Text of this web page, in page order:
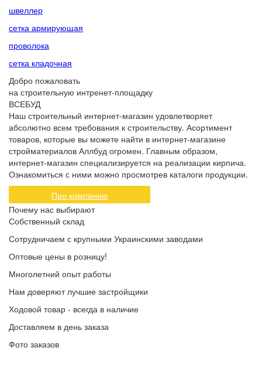
швеллер
сетка армирующая
проволока
сетка кладочная
Добро пожаловать
на строительную интренет-площадку
ВСЕБУД
Наш строительный интернет-магазин удовлетворяет
абсолютно всем требования к строительству. Асортимент
товаров, которые вы можете найти в интернет-магазине
стройматериалов Аллбуд огромен. Главным образом,
интернет-магазин специализируется на реализации кирпича.
Ознакомиться с ними можно просмотрев каталоги продукции.
Про компанию
Почему нас выбирают
Собственный склад
Сотрудничаем с крупными Украинскими заводами
Оптовые цены в розницу!
Многолетний опыт работы
Нам доверяют лучшие застройщики
Ходовой товар - всегда в наличие
Доставляем в день заказа
Фото заказов